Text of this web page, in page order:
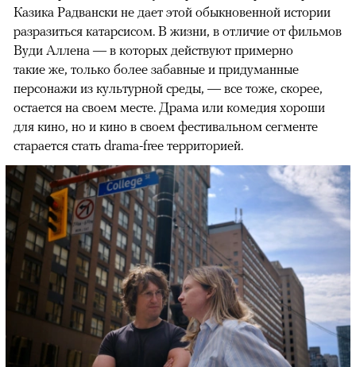
Казика Радвански не дает этой обыкновенной истории
разразиться катарсисом. В жизни, в отличие от фильмов
Вуди Аллена — в которых действуют примерно
такие же, только более забавные и придуманные
персонажи из культурной среды, — все тоже, скорее,
остается на своем месте. Драма или комедия хороши
для кино, но и кино в своем фестивальном сегменте
старается стать drama-free территорией.